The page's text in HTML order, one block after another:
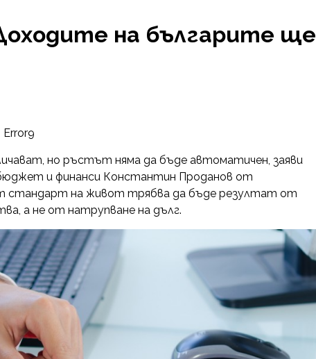
на българите ще
Error9
но ръстът няма да бъде автоматичен, заяви
и финанси Константин Проданов от
стандарт на живот трябва да бъде резултат от
а не от натрупване на дълг.